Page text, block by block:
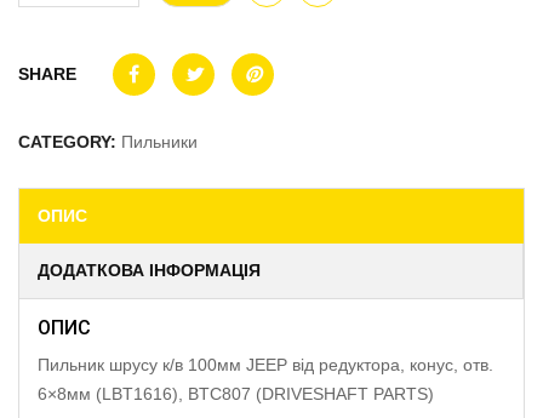
SHARE
CATEGORY: Пильники
ОПИС
ДОДАТКОВА ІНФОРМАЦІЯ
ОПИС
Пильник шрусу к/в 100мм JEEP від редуктора, конус, отв.
6×8мм (LBT1616), BTC807 (DRIVESHAFT PARTS)